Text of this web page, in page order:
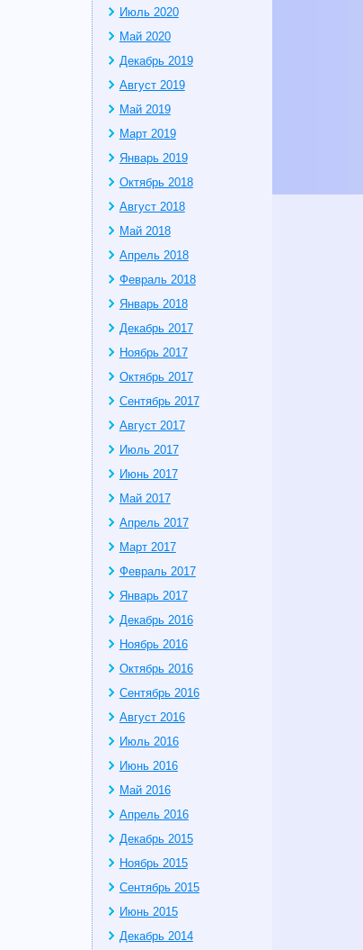
Июль 2020
Май 2020
Декабрь 2019
Август 2019
Май 2019
Март 2019
Январь 2019
Октябрь 2018
Август 2018
Май 2018
Апрель 2018
Февраль 2018
Январь 2018
Декабрь 2017
Ноябрь 2017
Октябрь 2017
Сентябрь 2017
Август 2017
Июль 2017
Июнь 2017
Май 2017
Апрель 2017
Март 2017
Февраль 2017
Январь 2017
Декабрь 2016
Ноябрь 2016
Октябрь 2016
Сентябрь 2016
Август 2016
Июль 2016
Июнь 2016
Май 2016
Апрель 2016
Декабрь 2015
Ноябрь 2015
Сентябрь 2015
Июнь 2015
Декабрь 2014